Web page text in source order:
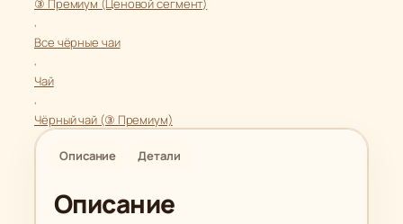
–
т
в
о
т
о
в
,
Все чёрные чаи
,
Чай
,
Чёрный чай (③ Премиум)
Описание Детали
Описание